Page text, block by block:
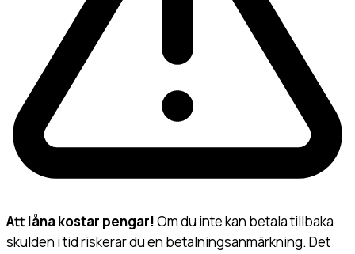
Att låna kostar pengar!Om du inte kan betala tillbaka
skulden i tid riskerar du en betalningsanmärkning. Det